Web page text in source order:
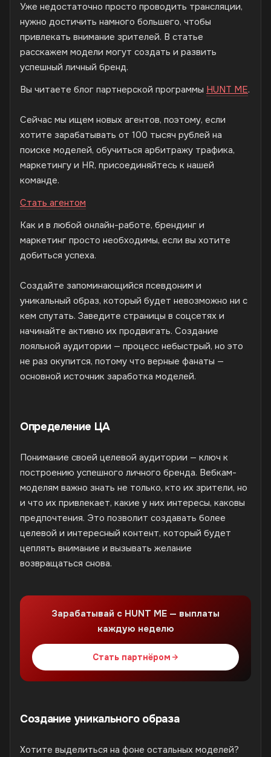
Уже недостаточно просто проводить трансляции,
нужно достичить намного большего, чтобы
привлекать внимание зрителей. В статье
расскажем модели могут создать и развить
успешный личный бренд.
Вы читаете блог партнерской программы HUNT ME.
Сейчас мы ищем новых агентов, поэтому, если
хотите зарабатывать от 100 тысяч рублей на
поиске моделей, обучиться арбитражу трафика,
маркетингу и HR, присоединяйтесь к нашей
команде.
Стать агентом
Как и в любой онлайн-работе, брендинг и
маркетинг просто необходимы, если вы хотите
добиться успеха.
Создайте запоминающийся псевдоним и
уникальный образ, который будет невозможно ни с
кем спутать. Заведите страницы в соцсетях и
начинайте активно их продвигать. Создание
лояльной аудитории — процесс небыстрый, но это
не раз окупится, потому что верные фанаты —
основной источник заработка моделей.
Определение ЦА
Понимание своей целевой аудитории — ключ к
построению успешного личного бренда. Вебкам-
моделям важно знать не только, кто их зрители, но
и что их привлекает, какие у них интересы, каковы
предпочтения. Это позволит создавать более
целевой и интересный контент, который будет
цеплять внимание и вызывать желание
возвращаться снова.
Зарабатывай с HUNT ME — выплаты
каждую неделю
Стать партнёром
Создание уникального образа
Хотите выделиться на фоне остальных моделей?